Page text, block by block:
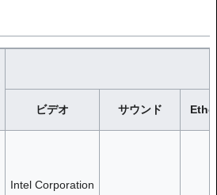
ビデオ サウンド
Intel Corporation